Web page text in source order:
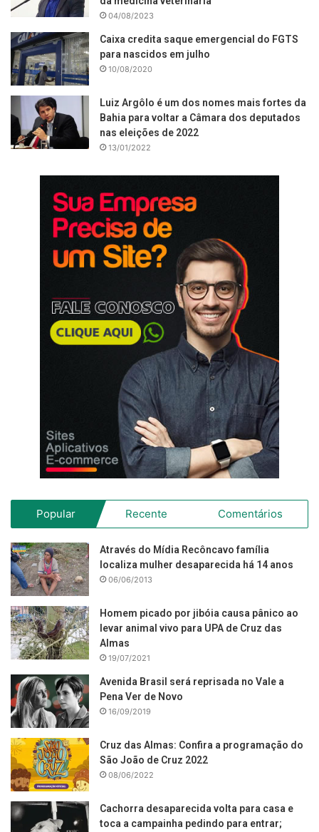
04/08/2023
Caixa credita saque emergencial do FGTS
para nascidos em julho
10/08/2020
Luiz Argôlo é um dos nomes mais fortes da
Bahia para voltar a Câmara dos deputados
nas eleições de 2022
13/01/2022
Popular Recente Comentários
Através do Mídia Recôncavo família
localiza mulher desaparecida há 14 anos
06/06/2013
Homem picado por jibóia causa pânico ao
levar animal vivo para UPA de Cruz das
Almas
19/07/2021
Avenida Brasil será reprisada no Vale a
Pena Ver de Novo
16/09/2019
Cruz das Almas: Confira a programação do
São João de Cruz 2022
08/06/2022
Cachorra desaparecida volta para casa e
toca a campainha pedindo para entrar;